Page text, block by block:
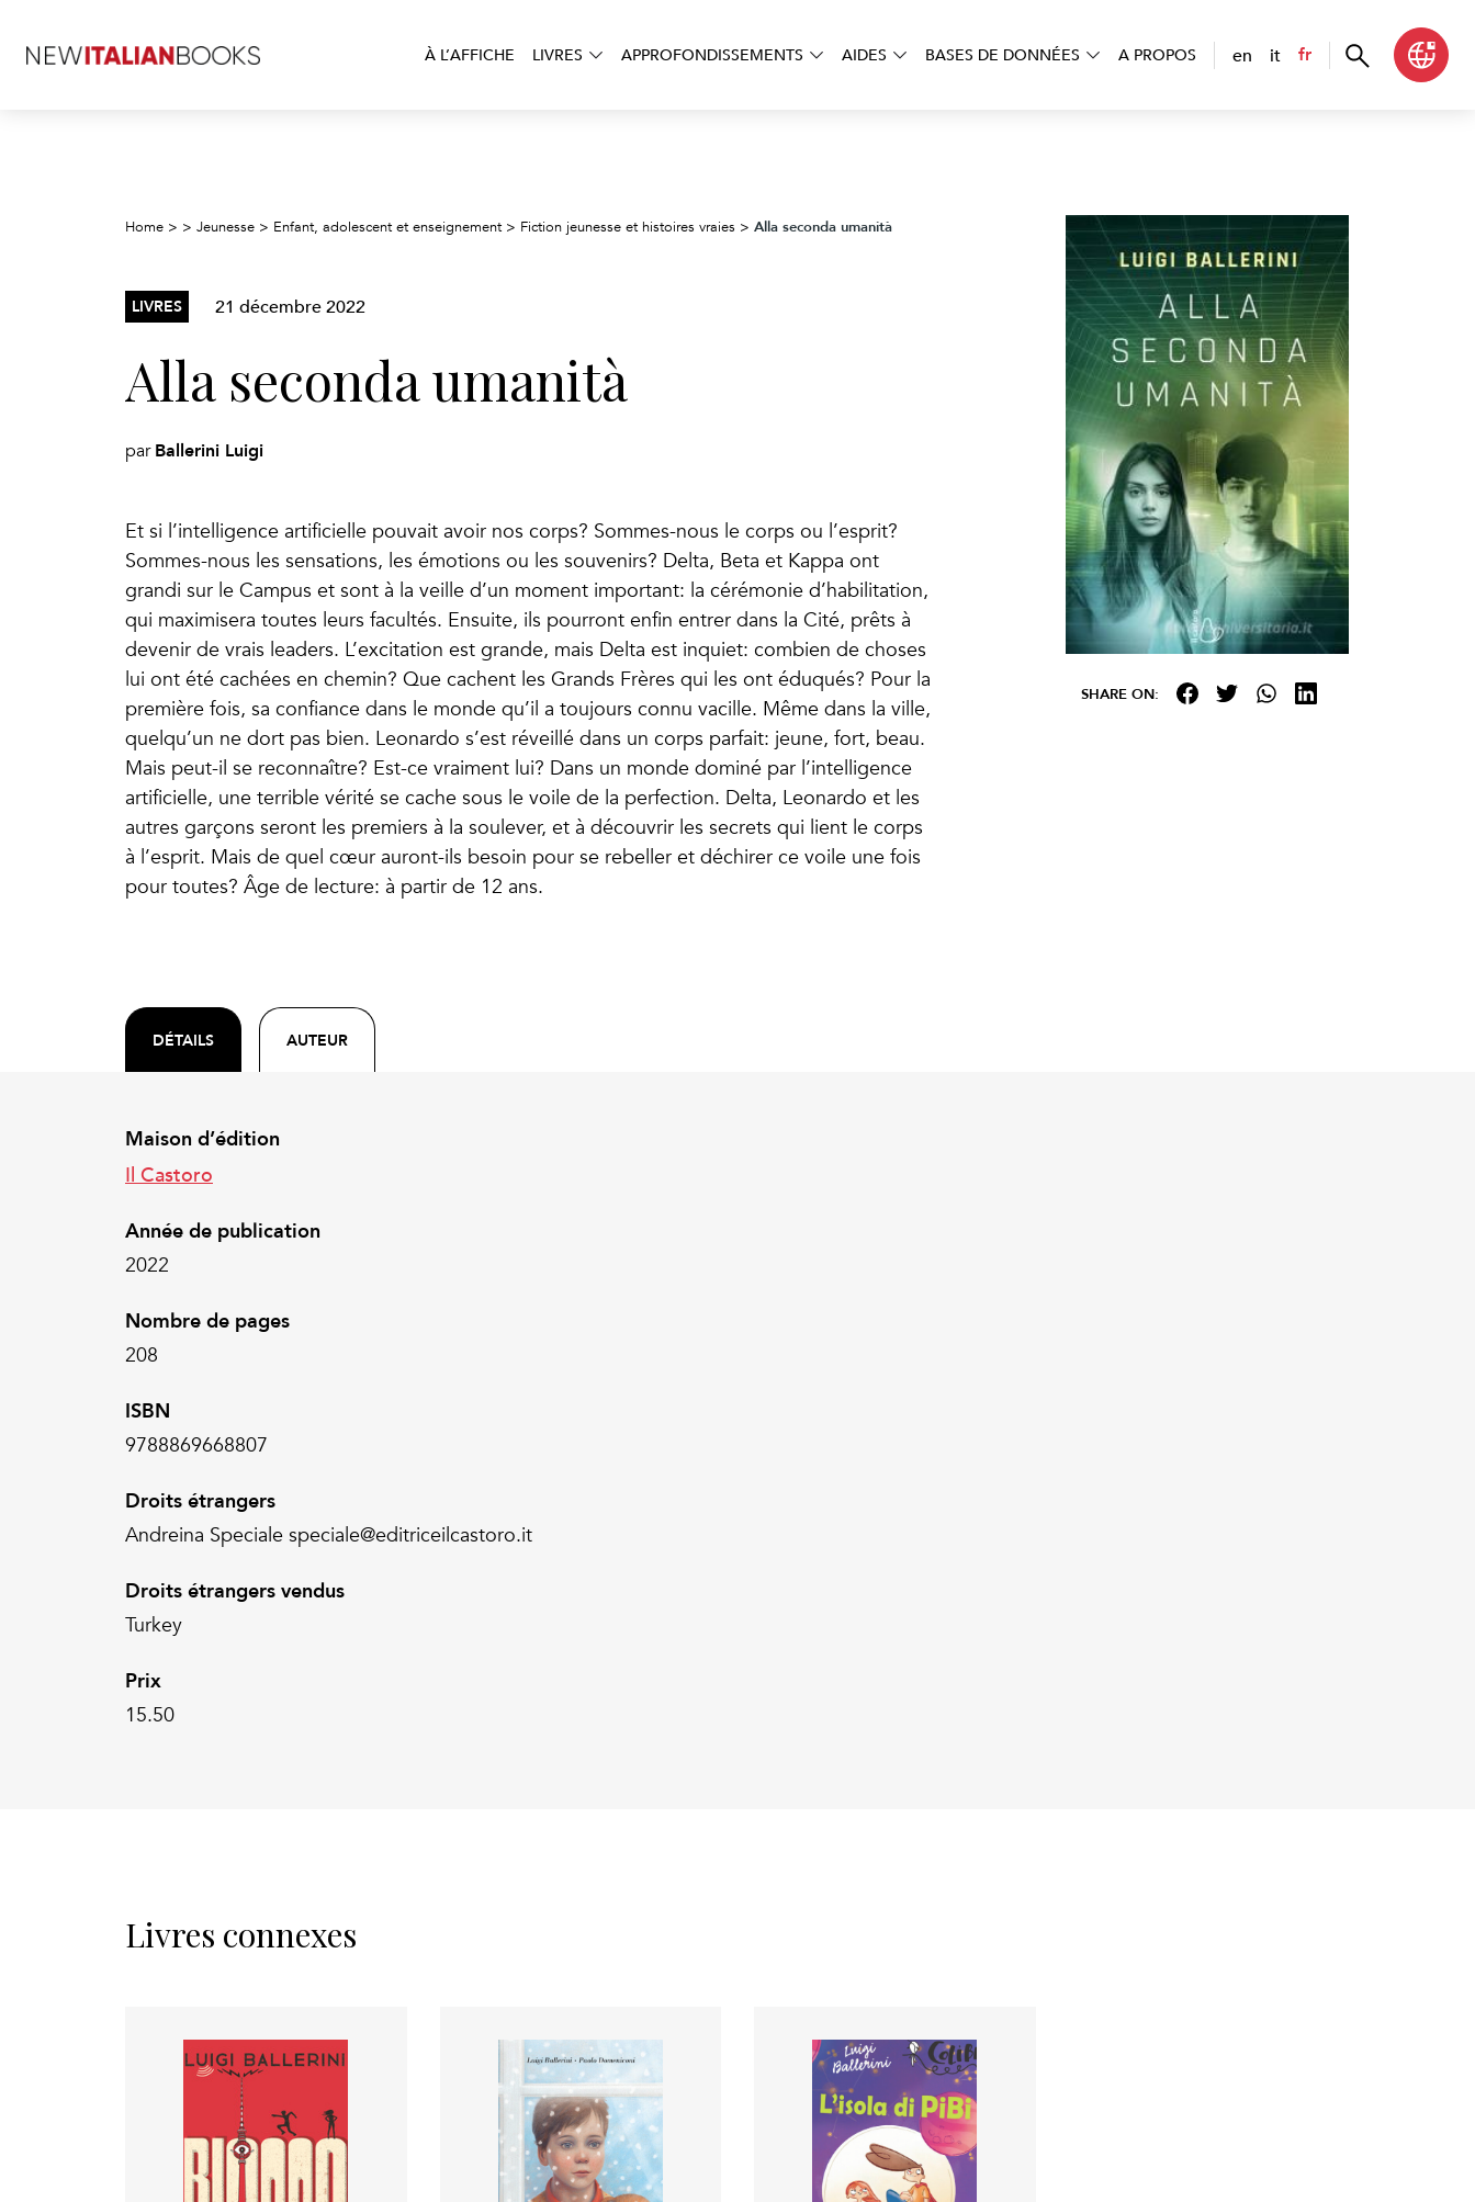
À L’AFFICHE LIVRES APPROFONDISSEMENTS AIDES BASES DE DONNÉES A PROPOS en it fr
Home > > Jeunesse > Enfant, adolescent et enseignement > Fiction jeunesse et histoires vraies > Alla seconda umanità
LIVRES 21 décembre 2022
Alla seconda umanità
par Ballerini Luigi
Et si l’intelligence artificielle pouvait avoir nos corps? Sommes-nous le corps ou l’esprit?
Sommes-nous les sensations, les émotions ou les souvenirs? Delta, Beta et Kappa ont
grandi sur le Campus et sont à la veille d’un moment important: la cérémonie d’habilitation,
qui maximisera toutes leurs facultés. Ensuite, ils pourront enfin entrer dans la Cité, prêts à
devenir de vrais leaders. L’excitation est grande, mais Delta est inquiet: combien de choses
lui ont été cachées en chemin? Que cachent les Grands Frères qui les ont éduqués? Pour la
première fois, sa confiance dans le monde qu’il a toujours connu vacille. Même dans la ville,
quelqu’un ne dort pas bien. Leonardo s’est réveillé dans un corps parfait: jeune, fort, beau.
Mais peut-il se reconnaître? Est-ce vraiment lui? Dans un monde dominé par l’intelligence
artificielle, une terrible vérité se cache sous le voile de la perfection. Delta, Leonardo et les
autres garçons seront les premiers à la soulever, et à découvrir les secrets qui lient le corps
à l’esprit. Mais de quel cœur auront-ils besoin pour se rebeller et déchirer ce voile une fois
pour toutes? Âge de lecture: à partir de 12 ans.
DÉTAILS AUTEUR
Maison d’édition
Il Castoro
Année de publication
2022
Nombre de pages
208
ISBN
9788869668807
Droits étrangers
Andreina Speciale speciale@editriceilcastoro.it
Droits étrangers vendus
Turkey
Prix
15.50
SHARE ON:
Livres connexes